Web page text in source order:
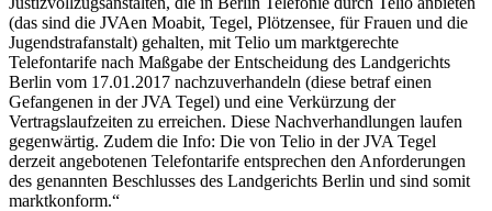
(das sind die JVAen Moabit, Tegel, Plötzensee, für Frauen und die
Jugendstrafanstalt) gehalten, mit Telio um marktgerechte
Telefontarife nach Maßgabe der Entscheidung des Landgerichts
Berlin vom 17.01.2017 nachzuverhandeln (diese betraf einen
Gefangenen in der JVA Tegel) und eine Verkürzung der
Vertragslaufzeiten zu erreichen. Diese Nachverhandlungen laufen
gegenwärtig. Zudem die Info: Die von Telio in der JVA Tegel
derzeit angebotenen Telefontarife entsprechen den Anforderungen
des genannten Beschlusses des Landgerichts Berlin und sind somit
marktkonform.“